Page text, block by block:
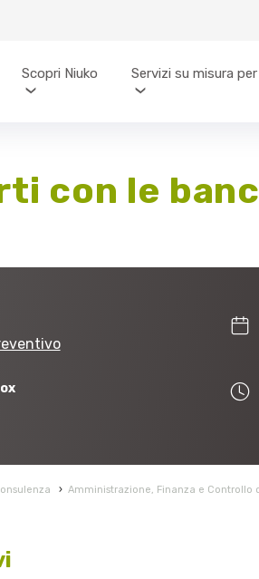
Scopri Niuko Servizi su misura
con le
› Amministrazione, Finanza e Controllo